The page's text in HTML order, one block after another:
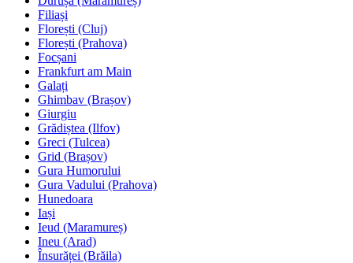
Filiași
Florești (Cluj)
Florești (Prahova)
Focșani
Frankfurt am Main
Galați
Ghimbav (Brașov)
Giurgiu
Grădiștea (Ilfov)
Greci (Tulcea)
Grid (Brașov)
Gura Humorului
Gura Vadului (Prahova)
Hunedoara
Iași
Ieud (Maramureș)
Ineu (Arad)
Însurăței (Brăila)